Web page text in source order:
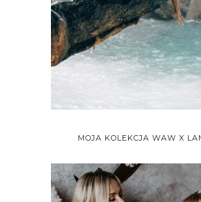
MOJA KOLEKCJA WAW X